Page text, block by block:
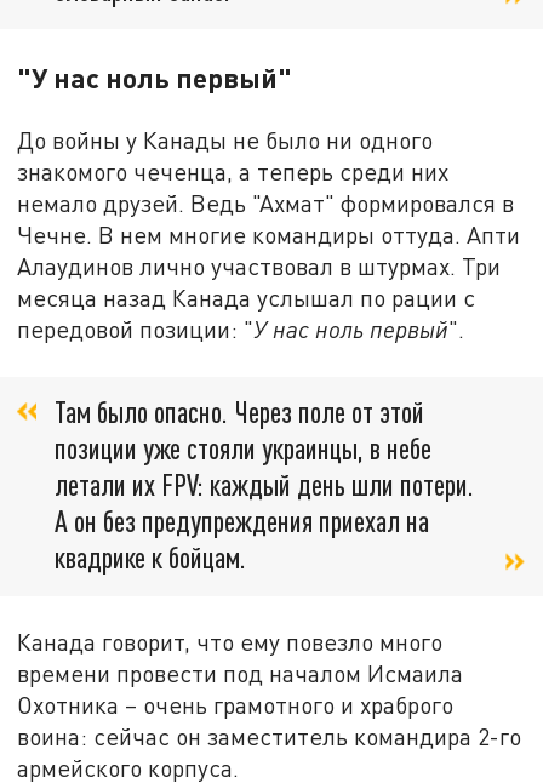
"У нас ноль первый"
До войны у Канады не было ни одного
знакомого чеченца, а теперь среди них
немало друзей. Ведь "Ахмат" формировался в
Чечне. В нем многие командиры оттуда. Апти
Алаудинов лично участвовал в штурмах. Три
месяца назад Канада услышал по рации с
передовой позиции: "У нас ноль первый".
Там было опасно. Через поле от этой
позиции уже стояли украинцы, в небе
летали их FPV: каждый день шли потери.
А он без предупреждения приехал на
квадрике к бойцам.
Канада говорит, что ему повезло много
времени провести под началом Исмаила
Охотника – очень грамотного и храброго
воина: сейчас он заместитель командира 2-го
армейского корпуса.